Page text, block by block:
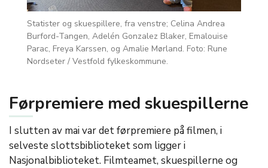
Statister og skuespillere, fra venstre; Celina Andrea
Burford-Tangen, Adelén Gonzalez Blaker, Emalouise
Parac, Freya Karssen, og Amalie Mørland. Foto: Rune
Nordseter / Vestfold fylkeskommune.
Førpremiere med skuespillerne
I slutten av mai var det førpremiere på filmen, i
selveste slottsbiblioteket som ligger i
Nasjonalbiblioteket. Filmteamet, skuespillerne og